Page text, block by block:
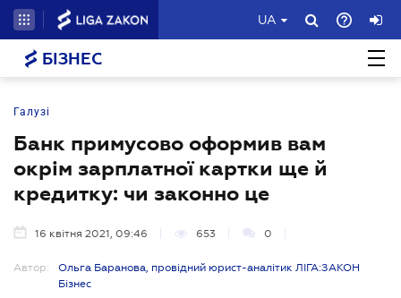
UA
БІЗНЕС
Галузі
Банк примусово оформив вам
окрім зарплатної картки ще й
кредитку: чи законно це
16 квітня 2021, 09:46 653 0
Автор:
Ольга Баранова, провідний юрист-аналітик ЛІГА:ЗАКОН
Бізнес